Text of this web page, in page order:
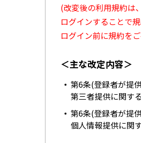
(改変後の利用規約は、
ログインすることで
ログイン前に規約を
＜主な改定内容＞
第6条(登録者が提
第三者提供に関す
第6条(登録者が提
個人情報提供に関